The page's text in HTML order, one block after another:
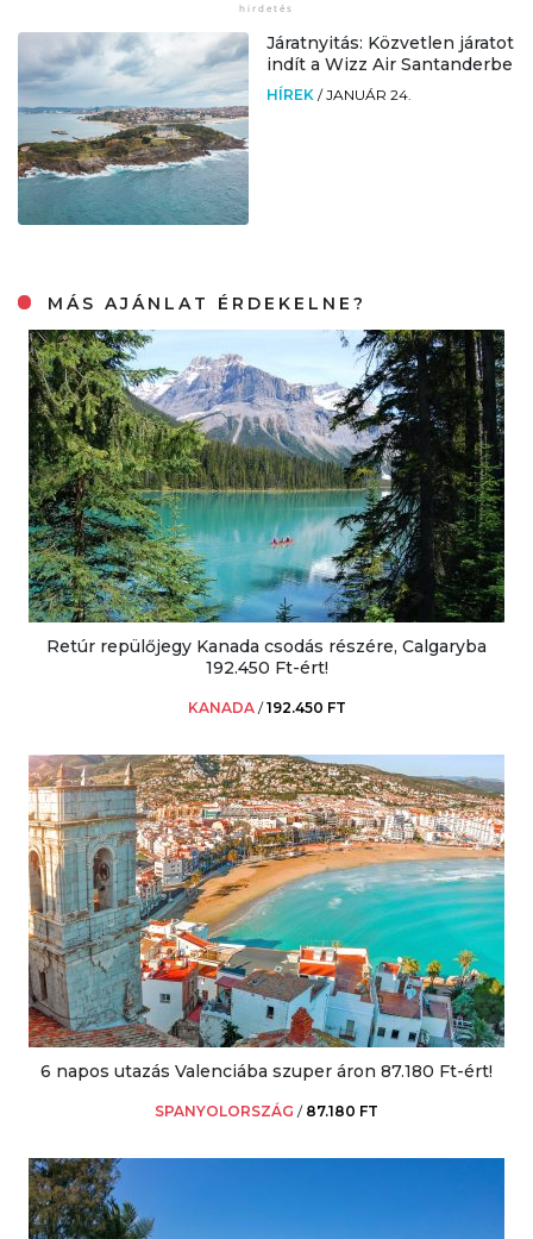
Járatnyitás: Közvetlen járatot
indít a Wizz Air Santanderbe
HÍREK /JANUÁR 24.
MÁS AJÁNLAT ÉRDEKELNE?
Retúr repülőjegy Kanada csodás részére, Calgaryba
192.450 Ft-ért!
KANADA /192.450 FT
6 napos utazás Valenciába szuper áron 87.180 Ft-ért!
SPANYOLORSZÁG / 87.180 FT